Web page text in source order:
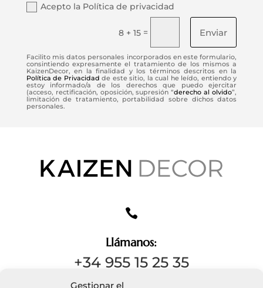
Gestionar el
Acepto la Política de privacidad
8 + 15 = Enviar
Facilito mis datos personales incorporados en este formulario,
consintiendo expresamente el tratamiento de los mismos a
KaizenDecor, en la finalidad y los términos descritos en la
Política de Privacidad de este sitio, la cual he leído, entiendo y
estoy informado/a de los derechos que puedo ejercitar
(acceso, rectificación, oposición, supresión “derecho al olvido”,
limitación de tratamiento, portabilidad sobre dichos datos
personales.

Llámanos:
+34 955 15 25 35